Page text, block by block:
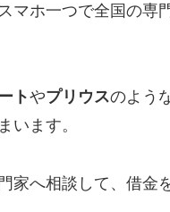
マホ一つで全国の専
トやプリウスのよう
います。
家へ相談して、借金